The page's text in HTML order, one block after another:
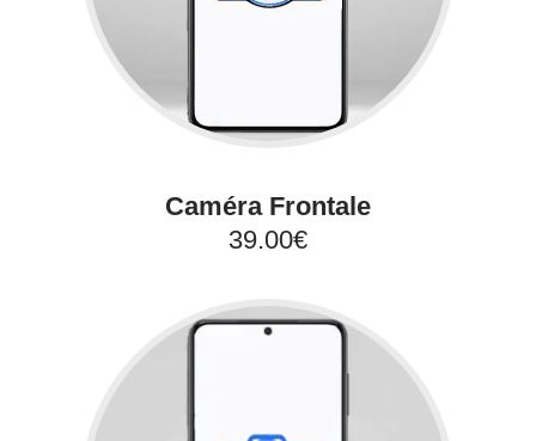
Caméra Frontale
39.00€